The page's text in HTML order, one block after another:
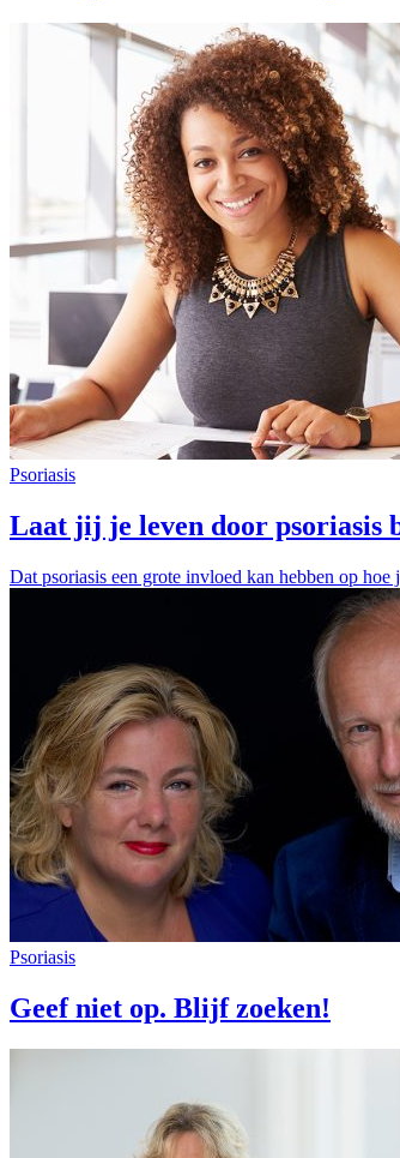
Psoriasis
Laat jij je leven door psoriasis
Dat psoriasis een grote invloed kan hebben op
Psoriasis
Geef niet op. Blijf zoeken!